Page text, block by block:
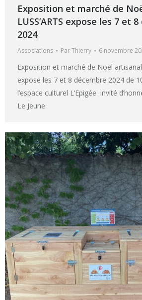
Exposition et marché de
LUSS’ARTS expose les 7 et
2024
Associations ParThierry 6 novembre
Exposition et marché de Noël artisanal,
expose les 7 et 8 décembre 2024 de
l’espace culturel L’Epigée. Invité
Le Jeune